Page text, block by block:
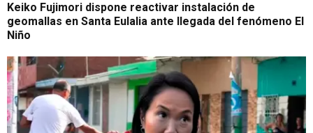
Keiko Fujimori dispone reactivar instalación de
geomallas en Santa Eulalia ante llegada del fenómeno El
Niño